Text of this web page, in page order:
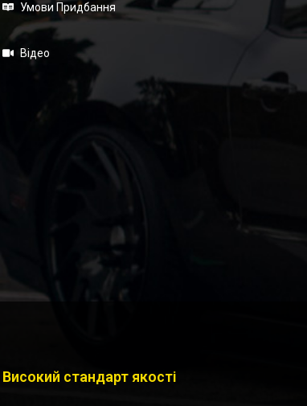
Умови Придбання
Відео
Високий стандарт якості